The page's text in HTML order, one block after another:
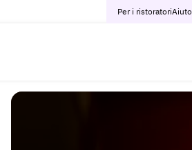
Per i ristoratoriAiuto